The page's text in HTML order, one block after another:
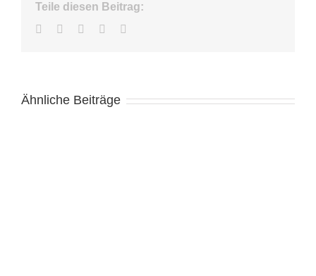
Teile diesen Beitrag:
Facebook
TwitterLinkedInWhatsApp
Ähnliche Beiträge